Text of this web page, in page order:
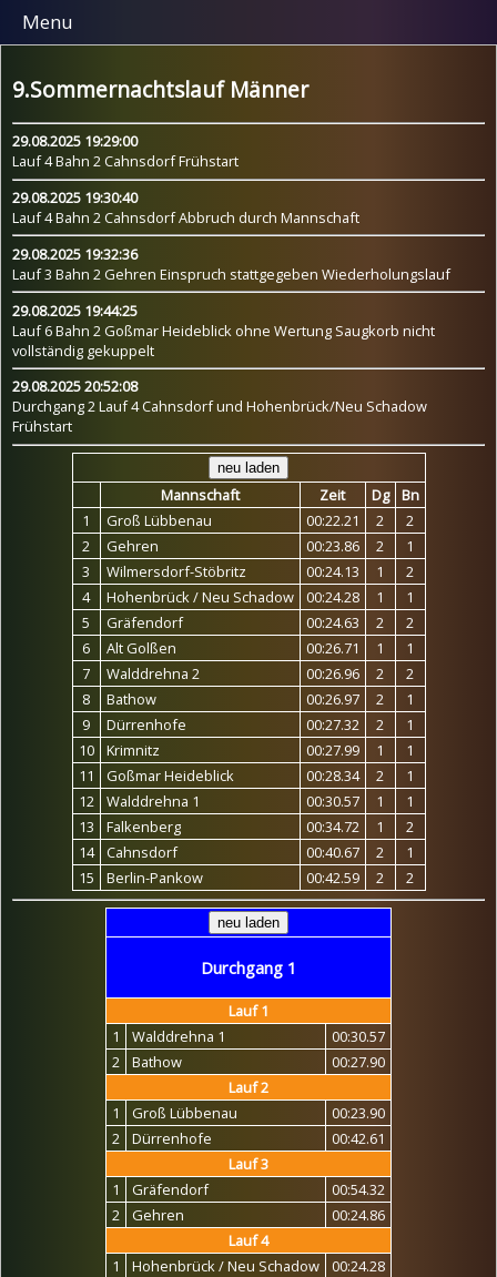
Menu
9.Sommernachtslauf Männer
29.08.2025 19:29:00
Lauf 4 Bahn 2 Cahnsdorf Frühstart
29.08.2025 19:30:40
Lauf 4 Bahn 2 Cahnsdorf Abbruch durch Mannschaft
29.08.2025 19:32:36
Lauf 3 Bahn 2 Gehren Einspruch stattgegeben Wiederholungslauf
29.08.2025 19:44:25
Lauf 6 Bahn 2 Goßmar Heideblick ohne Wertung Saugkorb nicht
vollständig gekuppelt
29.08.2025 20:52:08
Durchgang 2 Lauf 4 Cahnsdorf und Hohenbrück/Neu Schadow
Frühstart
Mannschaft Zeit Dg
Bn
1
Groß Lübbenau 00:22.21 2
2
2
Gehren 00:23.86 2
1
3
Wilmersdorf-Stöbritz 00:24.13 1
2
4
Hohenbrück / Neu Schadow 00:24.28 1
1
5
Gräfendorf 00:24.63 2
2
6
Alt Golßen 00:26.71 1
1
7
Walddrehna 2 00:26.96 2
2
8
Bathow 00:26.97 2
1
9
Dürrenhofe 00:27.32 2
1
10
Krimnitz 00:27.99 1
1
11
Goßmar Heideblick 00:28.34 2
1
12
Walddrehna 1 00:30.57 1
1
13
Falkenberg 00:34.72 1
2
14
Cahnsdorf 00:40.67 2
1
15
Berlin-Pankow 00:42.59 2 2
Durchgang 1
Lauf 1
1
Walddrehna 1
00:30.57
2
Bathow
00:27.90
Lauf 2
1
Groß Lübbenau
00:23.90
2
Dürrenhofe
00:42.61
Lauf 3
1
Gräfendorf
00:54.32
2
Gehren
00:24.86
Lauf 4
1
Hohenbrück / Neu Schadow
00:24.28